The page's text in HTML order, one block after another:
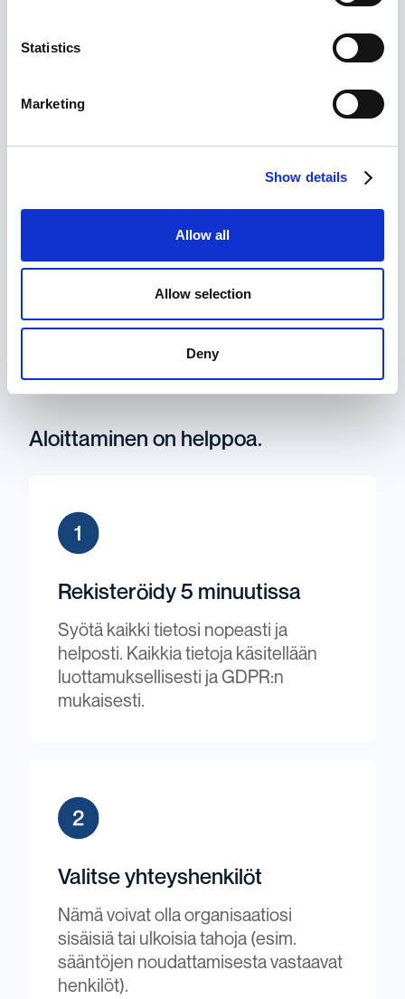
Statistics
Marketing
Show details
Allow all
Allow selection
Deny
Aloittaminen on helppoa.
Rekisteröidy 5 minuutissa
Syötä kaikki tietosi nopeasti ja
helposti. Kaikkia tietoja käsitellään
luottamuksellisesti ja GDPR:n
mukaisesti.
Valitse yhteyshenkilöt
Nämä voivat olla organisaatiosi
sisäisiä tai ulkoisia tahoja (esim.
sääntöjen noudattamisesta vastaavat
henkilöt).